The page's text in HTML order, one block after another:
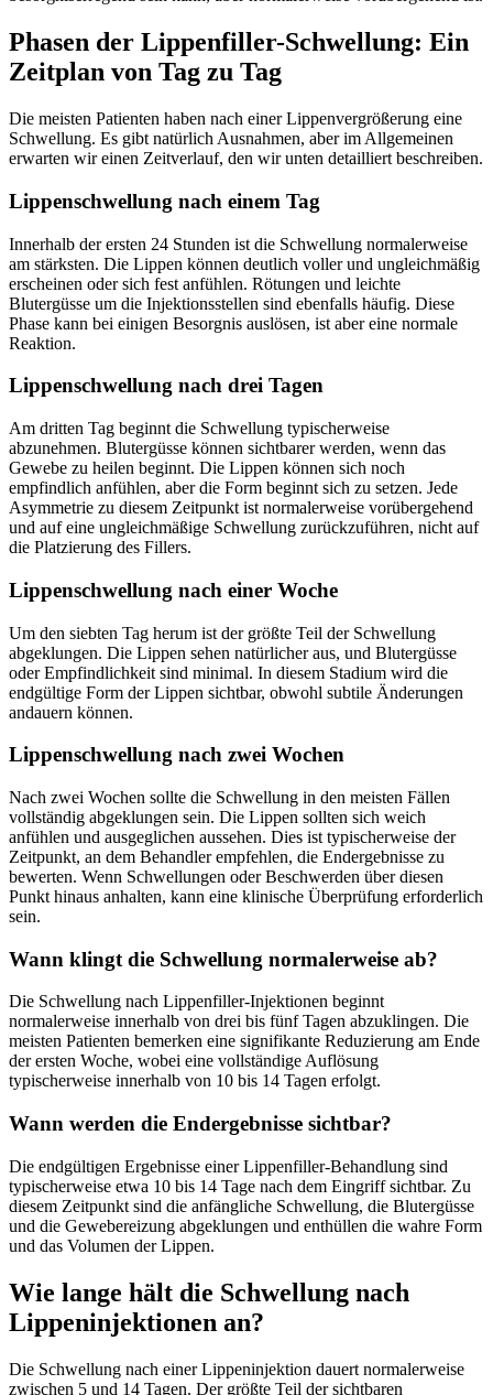
Phasen der Lippenfiller-Schwellung: Ein
Zeitplan von Tag zu Tag
Die meisten Patienten haben nach einer Lippenvergrößerung eine
Schwellung. Es gibt natürlich Ausnahmen, aber im Allgemeinen
erwarten wir einen Zeitverlauf, den wir unten detailliert beschreiben.
Lippenschwellung nach einem Tag
Innerhalb der ersten 24 Stunden ist die Schwellung normalerweise
am stärksten. Die Lippen können deutlich voller und ungleichmäßig
erscheinen oder sich fest anfühlen. Rötungen und leichte
Blutergüsse um die Injektionsstellen sind ebenfalls häufig. Diese
Phase kann bei einigen Besorgnis auslösen, ist aber eine normale
Reaktion.
Lippenschwellung nach drei Tagen
Am dritten Tag beginnt die Schwellung typischerweise
abzunehmen. Blutergüsse können sichtbarer werden, wenn das
Gewebe zu heilen beginnt. Die Lippen können sich noch
empfindlich anfühlen, aber die Form beginnt sich zu setzen. Jede
Asymmetrie zu diesem Zeitpunkt ist normalerweise vorübergehend
und auf eine ungleichmäßige Schwellung zurückzuführen, nicht auf
die Platzierung des Fillers.
Lippenschwellung nach einer Woche
Um den siebten Tag herum ist der größte Teil der Schwellung
abgeklungen. Die Lippen sehen natürlicher aus, und Blutergüsse
oder Empfindlichkeit sind minimal. In diesem Stadium wird die
endgültige Form der Lippen sichtbar, obwohl subtile Änderungen
andauern können.
Lippenschwellung nach zwei Wochen
Nach zwei Wochen sollte die Schwellung in den meisten Fällen
vollständig abgeklungen sein. Die Lippen sollten sich weich
anfühlen und ausgeglichen aussehen. Dies ist typischerweise der
Zeitpunkt, an dem Behandler empfehlen, die Endergebnisse zu
bewerten. Wenn Schwellungen oder Beschwerden über diesen
Punkt hinaus anhalten, kann eine klinische Überprüfung erforderlich
sein.
Wann klingt die Schwellung normalerweise ab?
Die Schwellung nach Lippenfiller-Injektionen beginnt
normalerweise innerhalb von drei bis fünf Tagen abzuklingen. Die
meisten Patienten bemerken eine signifikante Reduzierung am Ende
der ersten Woche, wobei eine vollständige Auflösung
typischerweise innerhalb von 10 bis 14 Tagen erfolgt.
Wann werden die Endergebnisse sichtbar?
Die endgültigen Ergebnisse einer Lippenfiller-Behandlung sind
typischerweise etwa 10 bis 14 Tage nach dem Eingriff sichtbar. Zu
diesem Zeitpunkt sind die anfängliche Schwellung, die Blutergüsse
und die Gewebereizung abgeklungen und enthüllen die wahre Form
und das Volumen der Lippen.
Wie lange hält die Schwellung nach
Lippeninjektionen an?
Die Schwellung nach einer Lippeninjektion dauert normalerweise
zwischen 5 und 14 Tagen. Der größte Teil der sichtbaren